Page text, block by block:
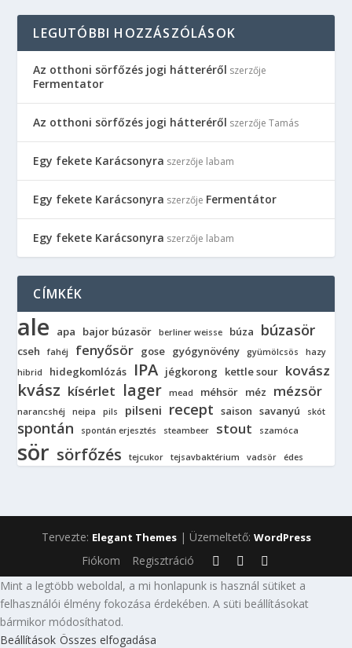
LEGUTÓBBI HOZZÁSZÓLÁSOK
Az otthoni sörfőzés jogi hátteréről szerzője
Fermentator
Az otthoni sörfőzés jogi hátteréről szerzőjeTamás
Egy fekete Karácsonyra szerzője labam
Egy fekete Karácsonyra szerzője Fermentátor
Egy fekete Karácsonyra szerzője labam
CÍMKÉK
ale apa bajor búzasör berliner weisse búza búzasör
cseh fahéj fenyősör gose gyógynövény gyümölcsös
hazy
hibrid
hidegkomlózás IPA jégkorong kettle sour kovász
kvász kísérlet lager mead méhsör méz mézsör
narancshéj neipa pils pilseni recept saison savanyú skót
spontán spontán erjesztés steambeer stout szamóca
sör sörfőzés tejcukor tejsavbaktérium vadsör édes
Tervezte: Elegant Themes| Üzemeltető: WordPress
Fiókom
Regisztráció
Mint a legtöbb weboldal, a mi honlapunk is használ sütiket a
felhasználói élmény fokozása érdekében. A süti beállításokat
bármikor módosíthatod.
Beállítások Összes elfogadása